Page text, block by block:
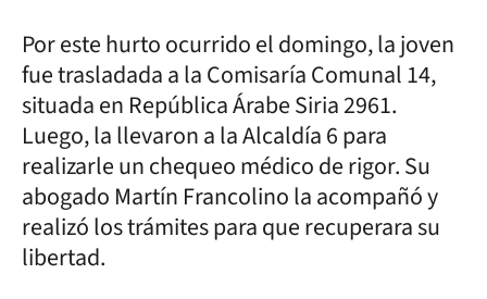
Por este hurto ocurrido el domingo, la joven
fue trasladada a la Comisaría Comunal 14,
situada en República Árabe Siria 2961.
Luego, la llevaron a la Alcaldía 6 para
realizarle un chequeo médico de rigor. Su
abogado Martín Francolino la acompañó y
realizó los trámites para que recuperara su
libertad.